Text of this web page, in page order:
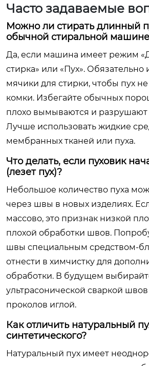
Часто задаваемые
Можно ли стирать длинный
обычной стиральной
Да, если машина имеет режим
стирка» или «Пух». Обязательно
мячики для стирки, чтобы пух
комки. Избегайте обычных
плохо вымываются и разрушают
Лучше использовать жидкие
мембранных тканей или пуха.
Что делать, если пуховик
(лезет пух)?
Небольшое количество пуха
через швы в новых изделиях.
массово, это признак низкой
плохой обработки швов.
швы специальным средством-
отнести в химчистку для
обработки. В будущем
ультрасонической сваркой
проколов иглой.
Как отличить натуральный
синтетического?
Натуральный пух имеет